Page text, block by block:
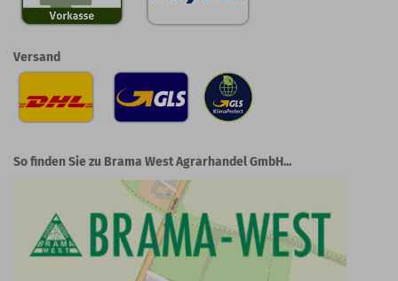
Versand
So finden Sie zu Brama West Agrarhandel GmbH...